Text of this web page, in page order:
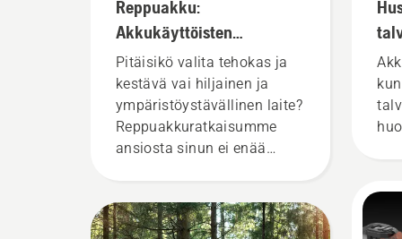
Reppuakku:
Akkukäyttöisten
työkalujen vallankumous
Pitäisikö valita tehokas ja
kestävä vai hiljainen ja
ympäristöystävällinen laite?
Reppuakkuratkaisumme
ansiosta sinun ei enää
”Ratkaisu vie akkukäyttöiset
tuotteemme täysin uudelle